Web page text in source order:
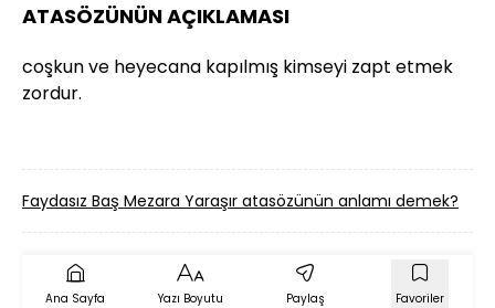
ATASÖZÜNÜN AÇIKLAMASI
coşkun ve heyecana kapılmış kimseyi zapt etmek
zordur.
Faydasız Baş Mezara Yaraşır atasözünün anlamı demek?
Ana Sayfa Yazı Boyutu Paylaş Favoriler